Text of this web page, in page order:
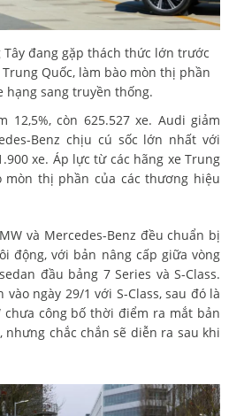
đang gặp thách thức lớn trước
Quốc, làm bào mòn thị phần
hạng sang truyền thống.
12,5%, còn 625.527 xe. Audi giảm
Benz chịu cú sốc lớn nhất với
xe. Áp lực từ các hãng xe Trung
mòn thị phần của các thương hiệu
và Mercedes-Benz đều chuẩn bị
động, với bản nâng cấp giữa vòng
đầu bảng 7 Series và S-Class.
ngày 29/1 với S-Class, sau đó là
chưa công bố thời điểm ra mắt bản
nhưng chắc chắn sẽ diễn ra sau khi